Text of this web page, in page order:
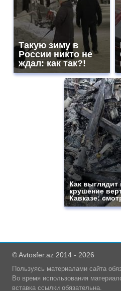
Такую зиму в
России никто не
ждал: как так?!
Как выглядит
крушение
Кавказе:
© Avtosfer.az 2014 - 2026
Пользуясь материалами сайта
Во время использования
вставка ссылки обязательна.